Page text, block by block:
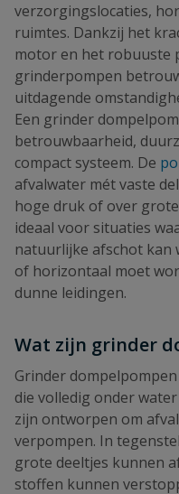
verzorgingslocaties,
ruimtes. Dankzij het
motor en het robuuste
grinderpompen
uitdagende
Een grinder
betrouwbaarheid,
compact systeem. De
afvalwater mét vaste
hoge druk of over
ideaal voor situaties
natuurlijke afschot kan
of horizontaal moet
dunne leidingen.
Wat zijn grinder
Grinder
die volledig onder
zijn ontworpen om
verpompen. In
grote deeltjes kunnen
stoffen kunnen